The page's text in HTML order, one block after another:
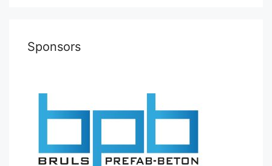
Sponsors